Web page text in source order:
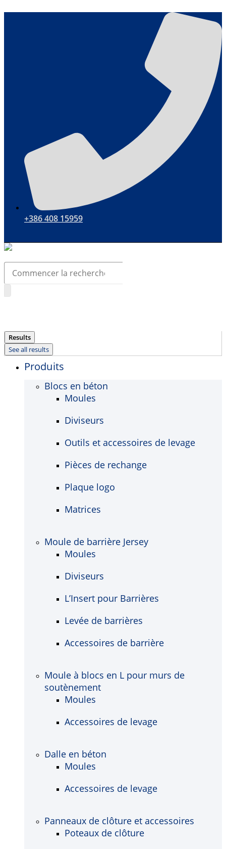
+386 408 15959
Search
Results
See all results
Produits
Blocs en béton
Moules
Diviseurs
Outils et accessoires de levage
Pièces de rechange
Plaque logo
Matrices
Moule de barrière Jersey
Moules
Diviseurs
L’Insert pour Barrières
Levée de barrières
Accessoires de barrière
Moule à blocs en L pour murs de
soutènement
Moules
Accessoires de levage
Dalle en béton
Moules
Accessoires de levage
Panneaux de clôture et accessoires
Poteaux de clôture